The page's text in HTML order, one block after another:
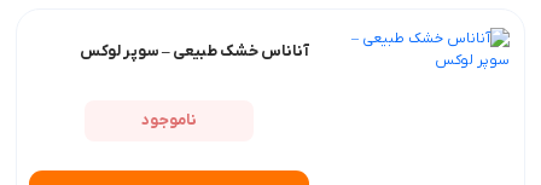
آناناس خشک طبیعی – سوپر لوکس
ناموجود